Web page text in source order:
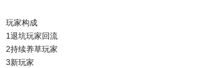
玩家构成
1退坑玩家回流
2持续养草玩家
3新玩家